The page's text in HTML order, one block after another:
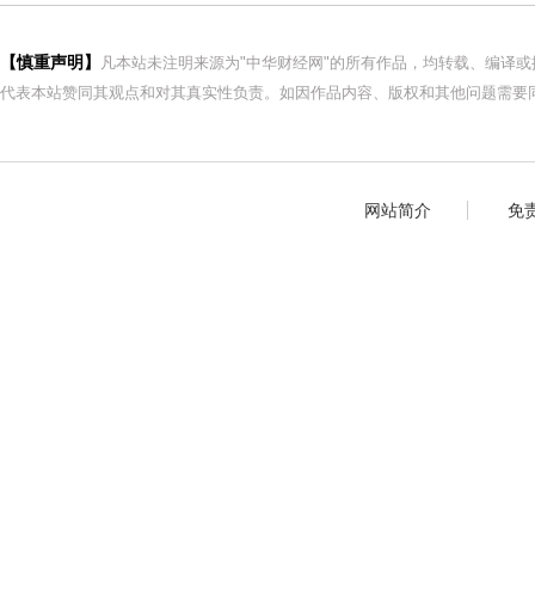
【慎重声明】
凡本站未注明来源为"中华财经网"的所有作品，均转载、编译
代表本站赞同其观点和对其真实性负责。如因作品内容、版权和其他问题需
网站简介 免